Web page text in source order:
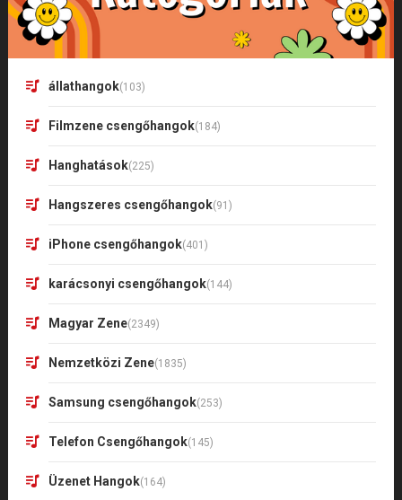
állathangok(103)
Filmzene csengőhangok(184)
Hanghatások(225)
Hangszeres csengőhangok(91)
iPhone csengőhangok(401)
karácsonyi csengőhangok(144)
Magyar Zene(2349)
Nemzetközi Zene(1835)
Samsung csengőhangok(253)
Telefon Csengőhangok(145)
Üzenet Hangok(164)